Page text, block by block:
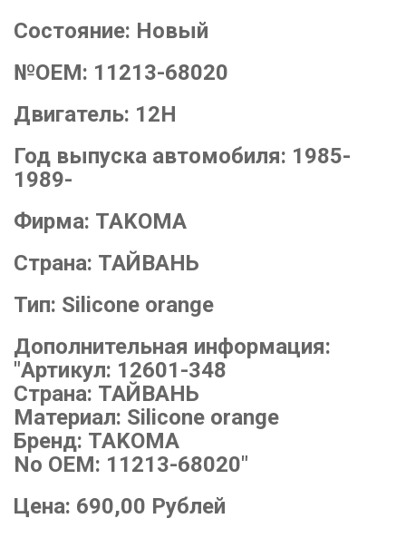
Состояние: Новый
№OEM: 11213-68020
Двигатель: 12H
Год выпуска автомобиля: 1985-
1989-
Фирма: TAKOMA
Страна: ТАЙВАНЬ
Тип: Silicone orange
Дополнительная информация:
"Артикул: 12601-348
Страна: ТАЙВАНЬ
Материал: Silicone orange
Бренд: TAKOMA
No OEM: 11213-68020"
Цена: 690,00 Рублей